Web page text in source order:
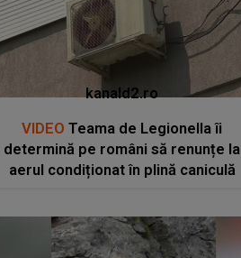
kanald2.ro
VIDEO Teama de Legionella îi
determină pe români să renunțe la
aerul condiționat în plină caniculă